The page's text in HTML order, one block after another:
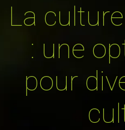
La
: une
pour